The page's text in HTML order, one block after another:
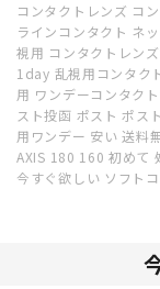
コンタクトレンズ コ
ラインコンタクト ネ
視用 コンタクトレン
1day 乱視用コンタク
用 ワンデーコンタク
スト投函 ポスト ポス
用ワンデー 安い 送料
AXIS 180 160 初めて
今すぐ欲しい ソフト